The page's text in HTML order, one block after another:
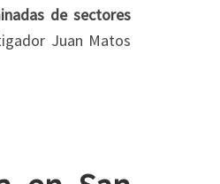
de sectores
Juan Matos